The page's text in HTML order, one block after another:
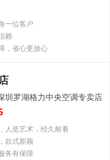
一位客户
赖
，省心更放心
圳罗湖格力中央空调专卖店
人造艺术，经久耐看
款式新颖
务有保障